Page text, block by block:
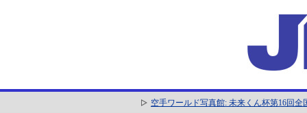
空手ワールド写真館: 未来くん杯第16回